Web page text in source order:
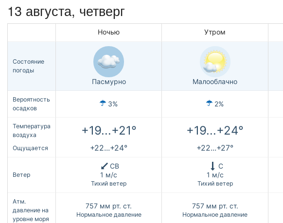
13 августа, четверг
Ночью Утром
Состояние
погоды
Пасмурно Малооблачно
Вероятность
осадков
3% 2%
Температура
воздуха
+19...+21° +19...+24°
Ощущается +22...+24° +22...+27°
Ветер
СВ
1 м/с
Тихий ветер
С
1 м/с
Тихий ветер
Атм.
давление на
уровне моря
757 мм рт. ст.
Нормальное давление
757 мм рт. ст.
Нормальное давление